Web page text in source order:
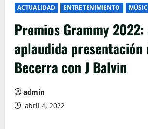
ACTUALIDAD ENTRETENIMIENTO
Premios Grammy
aplaudida presentación
Becerra con J Balvin
admin
abril 4, 2022